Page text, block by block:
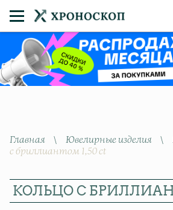
Главная \ Ювелирные изделия \
с бриллиантом 1,50 ct
КОЛЬЦО С